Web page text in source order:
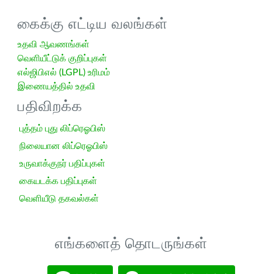
கைக்கு எட்டிய வலங்கள்
உதவி ஆவணங்கள்
வெளியீட்டுக் குறிப்புகள்
எல்ஜிபிஎல் (LGPL) உரிமம்
இணையத்தில் உதவி
பதிவிறக்க
புத்தம் புது லிப்ரெஓபிஸ்
நிலையான லிப்ரெஓபிஸ்
உருவாக்குநர் பதிப்புகள்
கையடக்க பதிப்புகள்
வெளியீடு தகவல்கள்
எங்களைத் தொடருங்கள்